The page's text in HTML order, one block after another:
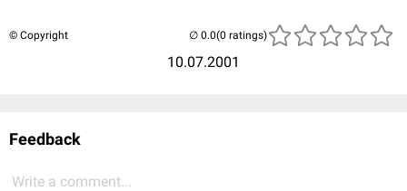
© Copyright
10.07.2001
(0 ratings)
Feedback
Write a comment...